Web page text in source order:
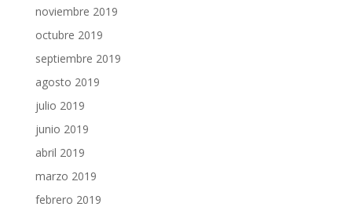
noviembre 2019
octubre 2019
septiembre 2019
agosto 2019
julio 2019
junio 2019
abril 2019
marzo 2019
febrero 2019